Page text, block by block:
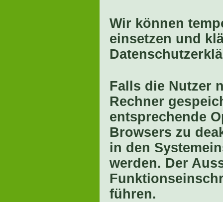
Wir können
einsetzen und
Falls die Nutzer
Rechner
entsprechende
Browsers zu
in den
werden. Der
führen.